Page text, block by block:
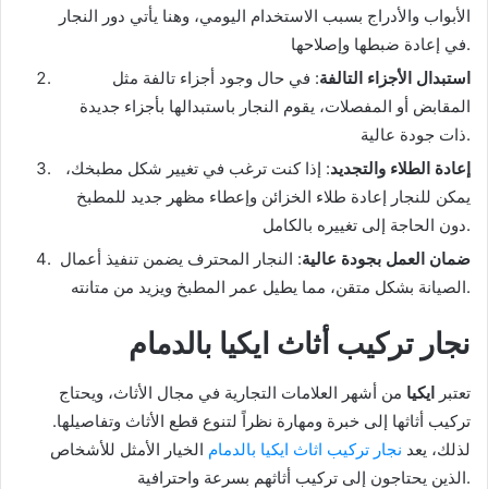
الأبواب والأدراج بسبب الاستخدام اليومي، وهنا يأتي دور النجار
في إعادة ضبطها وإصلاحها.
استبدال الأجزاء التالفة: في حال وجود أجزاء تالفة مثل
المقابض أو المفصلات، يقوم النجار باستبدالها بأجزاء جديدة
ذات جودة عالية.
إعادة الطلاء والتجديد: إذا كنت ترغب في تغيير شكل مطبخك،
يمكن للنجار إعادة طلاء الخزائن وإعطاء مظهر جديد للمطبخ
دون الحاجة إلى تغييره بالكامل.
ضمان العمل بجودة عالية: النجار المحترف يضمن تنفيذ أعمال
الصيانة بشكل متقن، مما يطيل عمر المطبخ ويزيد من متانته.
نجار تركيب أثاث ايكيا بالدمام
تعتبر ايكيا من أشهر العلامات التجارية في مجال الأثاث، ويحتاج
تركيب أثاثها إلى خبرة ومهارة نظراً لتنوع قطع الأثاث وتفاصيلها.
لذلك، يعد نجار تركيب اثاث ايكيا بالدمام الخيار الأمثل للأشخاص
الذين يحتاجون إلى تركيب أثاثهم بسرعة واحترافية.